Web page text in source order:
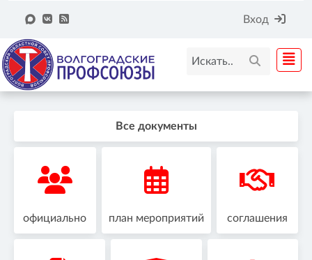
Вход
Все документы
официально план мероприятий соглашения